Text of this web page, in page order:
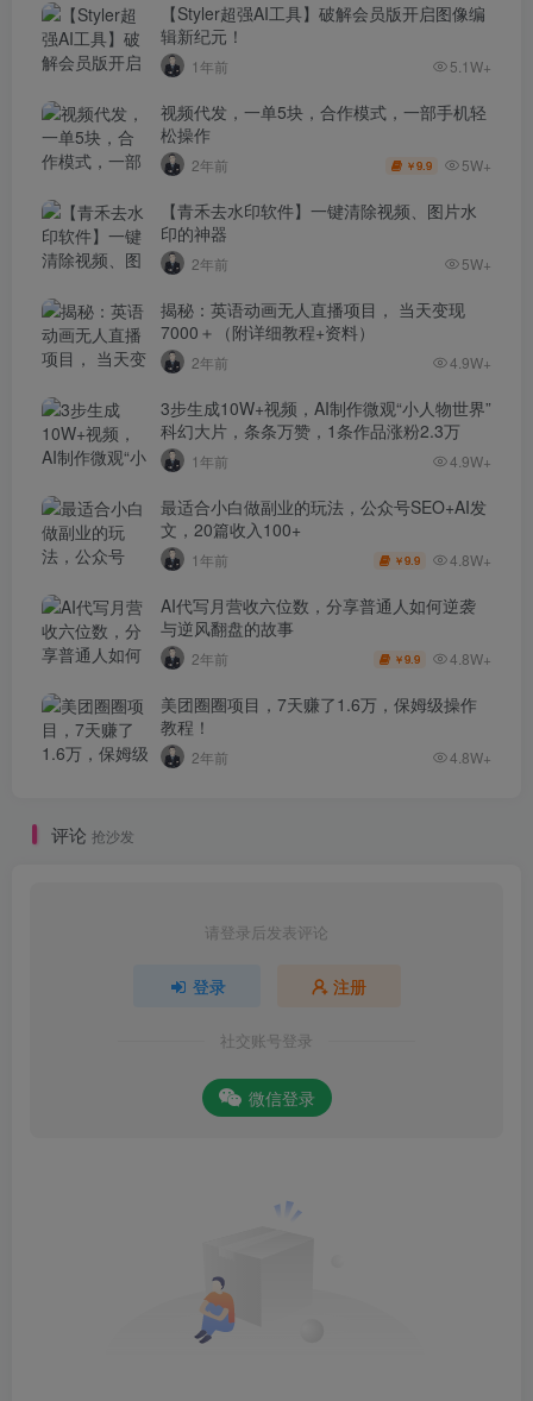
【Styler超强AI工具】破解会员版开启图像编
辑新纪元！
1年前 5.1W+
视频代发，一单5块，合作模式，一部手机轻
松操作
2年前 ￥9.9 5W+
【青禾去水印软件】一键清除视频、图片水
印的神器
2年前 5W+
揭秘：英语动画无人直播项目， 当天变现
7000＋（附详细教程+资料）
2年前 4.9W+
3步生成10W+视频，AI制作微观“小人物世界”
科幻大片，条条万赞，1条作品涨粉2.3万
1年前 4.9W+
最适合小白做副业的玩法，公众号SEO+AI发
文，20篇收入100+
1年前 ￥9.9 4.8W+
AI代写月营收六位数，分享普通人如何逆袭
与逆风翻盘的故事
2年前 ￥9.9 4.8W+
美团圈圈项目，7天赚了1.6万，保姆级操作
教程！
2年前 4.8W+
评论 抢沙发
请登录后发表评论
登录 注册
社交账号登录
微信登录